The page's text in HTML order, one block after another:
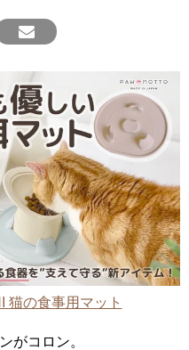
猫の食事用マット
がコロン。